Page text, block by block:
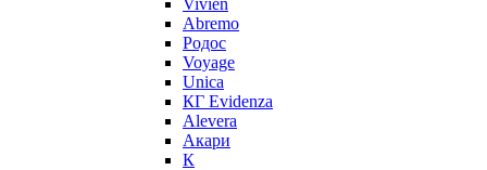
Vivien
Abremo
Родос
Voyage
Unica
КГ Evidenza
Alevera
Акари
К